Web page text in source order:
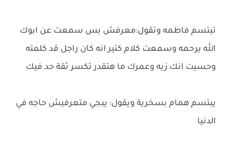
تبتسم فاطمه وتقول:معرفش بس سمعت عن ابوك
الله يرحمه وسمعت كلام كتير انه كان راجل قد كلمته
وحسيت انك زيه وعمرك ما هتقدر تكسر ثقة حد فيك
يبتسم همام بسخرية ويقول: يبجي متعرفيش حاجه في
الدنيا